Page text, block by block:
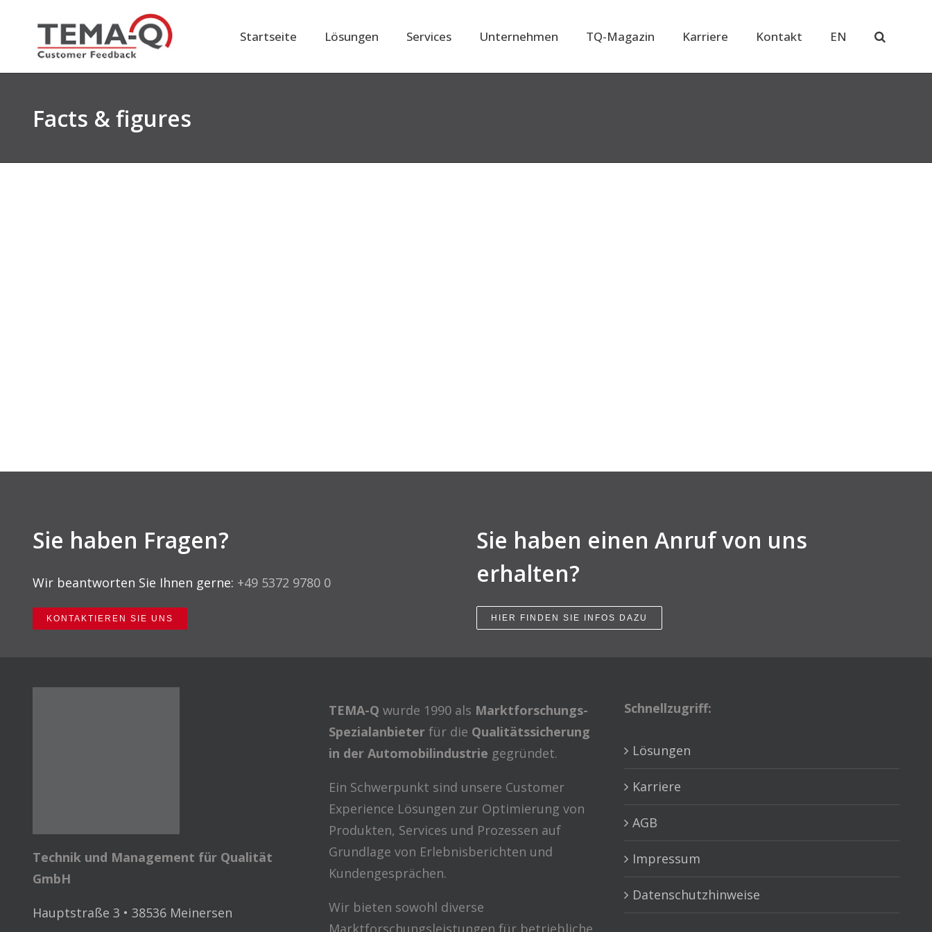
springen
Startseite Lösungen Services Unternehmen TQ-Magazin Karriere Kontakt EN
Facts & figures
Sie haben Fragen?
Wir beantworten Sie Ihnen gerne: +49 5372 9780 0
KONTAKTIEREN SIE UNS
Sie haben einen Anruf von uns
erhalten?
HIER FINDEN SIE INFOS DAZU
Technik und Management für Qualität
GmbH
Hauptstraße 3 • 38536 Meinersen
TEMA-Q wurde 1990 als Marktforschungs-
Spezialanbieterfür die Qualitätssicherung
in der Automobilindustrie gegründet.
Ein Schwerpunkt sind unsere Customer
Experience Lösungen zur Optimierung von
Produkten, Services und Prozessen auf
Grundlage von Erlebnisberichten und
Kundengesprächen.
Wir bieten sowohl diverse
Schnellzugriff:
Lösungen
Karriere
AGB
Impressum
Datenschutzhinweise